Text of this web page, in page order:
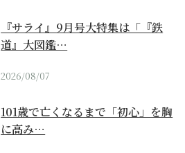
『サライ』9月号大特集は「『鉄
道』大図鑑…
2026/08/07
101歳で亡くなるまで「初心」を胸
に高み…